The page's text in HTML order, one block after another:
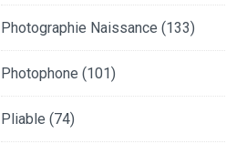
Photographie Naissance (133)
Photophone (101)
Pliable (74)